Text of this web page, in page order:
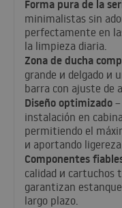
Forma pura de la
minimalistas sin
perfectamente en
la limpieza diaria.
Zona de ducha
grande и delgado и
barra con ajuste de
Diseño optimizado
instalación en
permitiendo el
и aportando ligereza
Componentes
calidad и cartuchos
garantizan
largo plazo.